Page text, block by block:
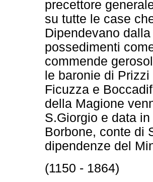
dipendenze del
(1150 - 1864)